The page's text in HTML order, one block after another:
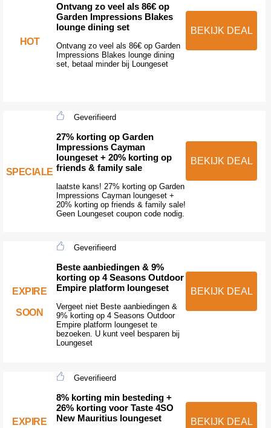
HOT
Ontvang zo veel als 86€ op
Garden Impressions Blakes
lounge dining set
Ontvang zo veel als 86€ op Garden
Impressions Blakes lounge dining
set, betaal minder bij Loungeset
BEKIJK DEAL
SPECIALE
Geverifieerd
27% korting op Garden
Impressions Cayman
loungeset + 20% korting op
friends & family sale
laatste kans! 27% korting op Garden
Impressions Cayman loungeset +
20% korting op friends & family sale!
Geen Loungeset coupon code nodig.
BEKIJK DEAL
EXPIRE
SOON
Geverifieerd
Beste aanbiedingen & 9%
korting op 4 Seasons Outdoor
Empire platform loungeset
Vergeet niet Beste aanbiedingen &
9% korting op 4 Seasons Outdoor
Empire platform loungeset te
bezoeken. U kunt veel besparen bij
Loungeset
BEKIJK DEAL
EXPIRE
Geverifieerd
8% korting min besteding +
26% korting voor Taste 4SO
New Mauritius loungeset
BEKIJK DEAL